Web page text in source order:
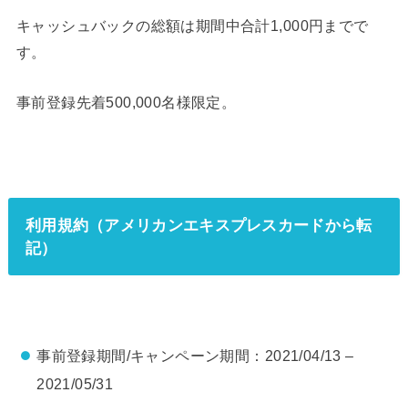
キャッシュバックの総額は期間中合計1,000円までで
す。
事前登録先着500,000名様限定。
利用規約（アメリカンエキスプレスカードから転
記）
事前登録期間/キャンペーン期間：2021/04/13 –
2021/05/31